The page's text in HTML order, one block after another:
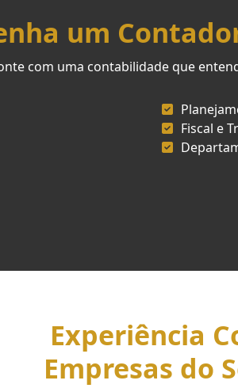
um
com uma contabilidade que
Fiscal e
Experiência
Empresas do